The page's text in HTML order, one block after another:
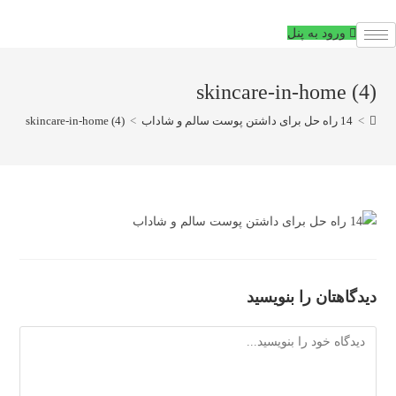
به
ورود به پنل
skincare-in-home (4)
> 14 راه حل برای داشتن پوست سالم و شاداب >
skincare-in-home (4)
دیدگاهتان را بنویسید
دیدگاه